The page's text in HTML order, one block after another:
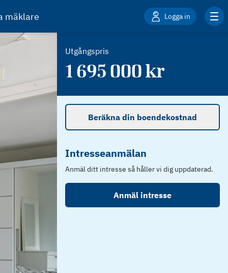
mäklare Logga in
Utgångspris
1 695 000kr
Beräkna din boendekostnad
Intresseanmälan
Anmäl ditt intresse så håller vi dig uppdaterad.
Anmäl intresse